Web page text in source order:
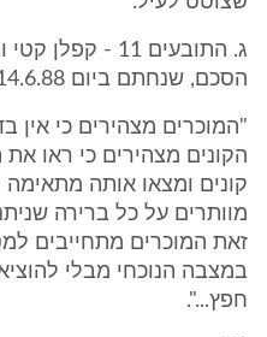
ג. התובעים 11 -
הסכם, שנחתם ביום 14.6.88 (נ/16), שבו נאמר (בס' 5):
"המוכרים מצהירים כי אין
הקונים מצהירים כי ראו
קונים ומצאו אותה
מוותרים על כל ברירה
זאת המוכרים מתחייבים
במצבה הנוכחי מבלי
חפץ...".